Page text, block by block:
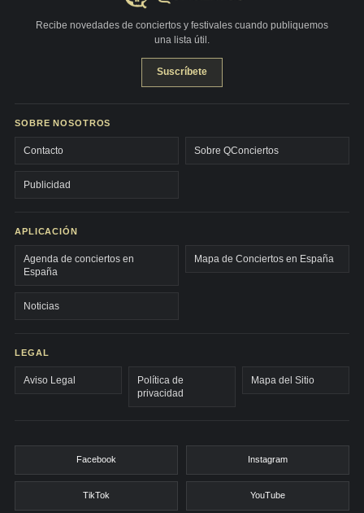
Recibe novedades de conciertos y festivales cuando publiquemos
una lista útil.
Suscríbete
SOBRE NOSOTROS
Contacto Sobre QConciertos
Publicidad
APLICACIÓN
Agenda de conciertos en
España
Mapa de Conciertos en España
Noticias
LEGAL
Aviso Legal
Política de
privacidad
Mapa del Sitio
Facebook Instagram
TikTok YouTube